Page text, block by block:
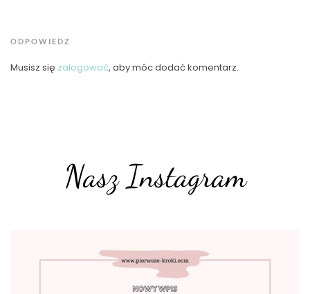
ODPOWIEDZ
Musisz się zalogować, aby móc dodać komentarz.
Nasz Instagram